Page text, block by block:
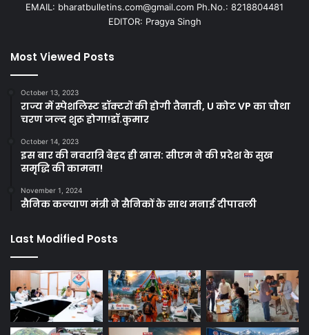
EMAIL: bharatbulletins.com@gmail.com Ph.No.: 8218804481
EDITOR: Pragya Singh
Most Viewed Posts
October 13, 2023
राज्य में स्पेशलिस्ट डॉक्टरों की होगी तैनाती, U कोट VP का चौथा
चरण जल्द शुरू होगा!डॉ.कुमार
October 14, 2023
इस बार की नवरात्रि बेहद ही खास: सीएम ने की प्रदेश के सुख
समृद्धि की कामना!
November 1, 2024
सैनिक कल्याण मंत्री ने सैनिकों के साथ मनाई दीपावली
Last Modified Posts